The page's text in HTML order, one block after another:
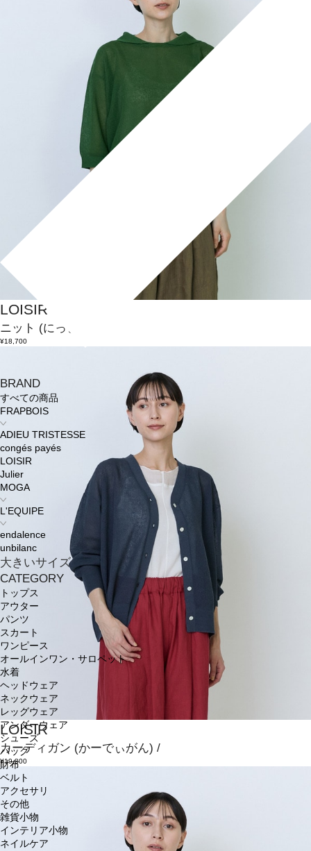
BRAND
すべての商品
FRAPBOIS
ADIEU TRISTESSE
congés payés
LOISIR
Julier
MOGA
L'EQUIPE
endalence
unbilanc
大きいサイズ
CATEGORY
トップス
アウター
パンツ
スカート
ワンピース
オールインワン・サロペット
水着
ヘッドウェア
ネックウェア
レッグウェア
アンダーウェア
シューズ
バッグ
財布
ベルト
アクセサリ
その他
雑貨小物
インテリア小物
ネイルケア
LOISIR
ニット (にっと)
¥18,700
LOISIR
カーディガン (かーでぃがん) /
¥19,800